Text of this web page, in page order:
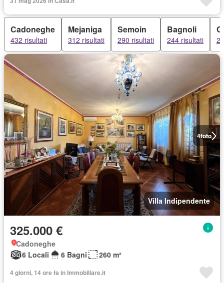
Cadoneghe
432 risultati
Mejaniga
312 risultati
Semoin
290 risultati
Bagnoli
244 risultati
4foto
Villa Indipendente
325.000 €
Cadoneghe
6 Locali
6 Bagni 260 m²
4 giorni, 14 ore fa in Immobiliare.it